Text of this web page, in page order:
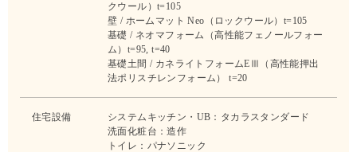
クウール）t=105
壁 / ホームマット Neo（ロックウール）t=105
基礎 / ネオマフォーム（高性能フェノールフォー
ム）t=95, t=40
基礎土間 / カネライトフォームEⅢ（高性能押出
法ポリスチレンフォーム） t=20
住宅設備
システムキッチン・UB：タカラスタンダード
洗面化粧台：造作
トイレ：パナソニック